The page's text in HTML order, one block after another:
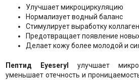
Улучшает микроциркуляцию
Нормализует водный баланс
Стимулирует выработку
Предотвращает появление
Делает кожу более молодой и
Пептид Eyeseryl
улучшает
уменьшает отечность и